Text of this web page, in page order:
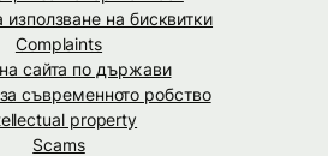
използване на бисквитки
Complaints
сайта по държави
съвременното робство
property
Scams